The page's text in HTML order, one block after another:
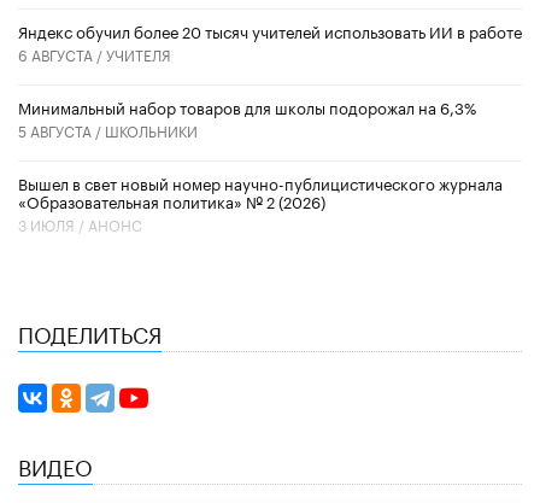
​Яндекс обучил более 20 тысяч учителей использовать ИИ в работе
6 АВГУСТА /УЧИТЕЛЯ
Минимальный набор товаров для школы подорожал на 6,3%
5 АВГУСТА / ШКОЛЬНИКИ
Вышел в свет новый номер научно-публицистического журнала
«Образовательная политика» № 2 (2026)
3 ИЮЛЯ / АНОНС
ПОДЕЛИТЬСЯ
ВИДЕО